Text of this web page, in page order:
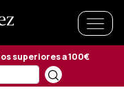
superiores a 100€